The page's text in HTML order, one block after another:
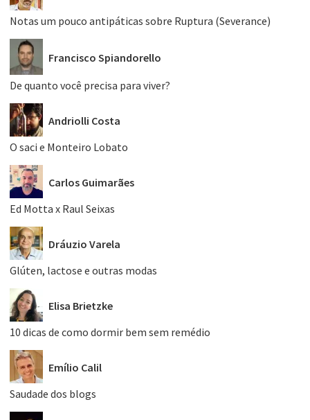
Notas um pouco antipáticas sobre Ruptura (Severance)
Francisco Spiandorello
De quanto você precisa para viver?
Andriolli Costa
O saci e Monteiro Lobato
Carlos Guimarães
Ed Motta x Raul Seixas
Dráuzio Varela
Glúten, lactose e outras modas
Elisa Brietzke
10 dicas de como dormir bem sem remédio
Emílio Calil
Saudade dos blogs